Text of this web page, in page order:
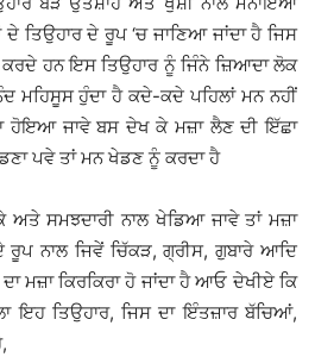
ਦੇ ਤਿਉਹਾਰ ਦੇ ਰੂਪ ‘ਚ ਜਾਣਿਆ ਜਾਂਦਾ ਹੈ ਜਿਸ
ਕਰਦੇ ਹਨ ਇਸ ਤਿਉਹਾਰ ਨੂੰ ਜਿੰਨੇ ਜ਼ਿਆਦਾ ਲੋਕ
ਮਹਿਸੂਸ ਹੁੰਦਾ ਹੈ ਕਦੇ-ਕਦੇ ਪਹਿਲਾਂ ਮਨ ਨਹੀਂ
ਹੋਇਆ ਜਾਵੇ ਬਸ ਦੇਖ ਕੇ ਮਜ਼ਾ ਲੈਣ ਦੀ ਇੱਛਾ
ਪਵੇ ਤਾਂ ਮਨ ਖੇਡਣ ਨੂੰ ਕਰਦਾ ਹੈ
ਅਤੇ ਸਮਝਦਾਰੀ ਨਾਲ ਖੇਡਿਆ ਜਾਵੇ ਤਾਂ ਮਜ਼ਾ
ਨਾਲ ਜਿਵੇਂ ਚਿੱਕੜ, ਗ੍ਰੀਸ, ਗੁਬਾਰੇ ਆਦਿ
ਮਜ਼ਾ ਕਿਰਕਿਰਾ ਹੋ ਜਾਂਦਾ ਹੈ ਆਓ ਦੇਖੀਏ ਕਿ
ਇਹ ਤਿਉਹਾਰ, ਜਿਸ ਦਾ ਇੰਤਜ਼ਾਰ ਬੱਚਿਆਂ,